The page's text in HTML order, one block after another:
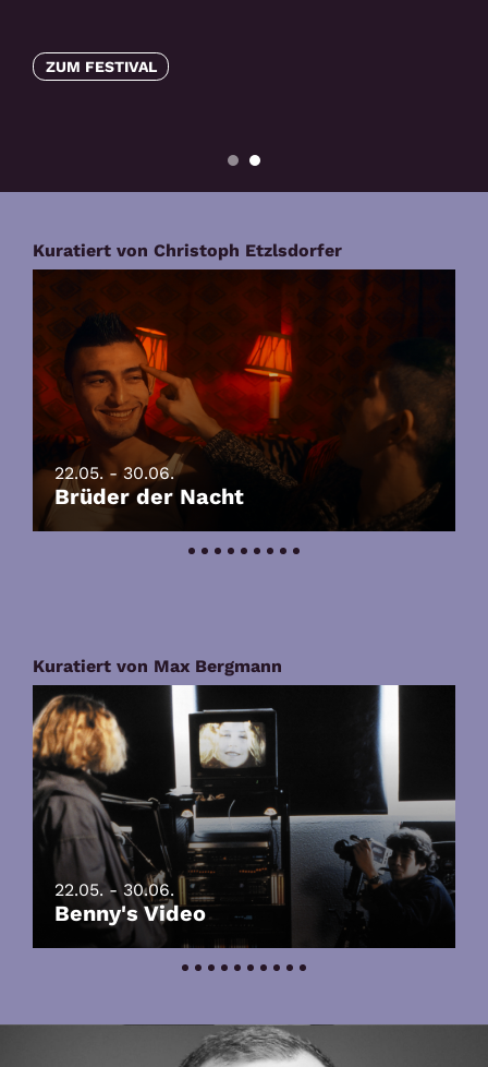
ZUM FESTIVAL
Kuratiert von Christoph Etzlsdorfer
22.05. - 30.06.
Brüder der Nacht
Kuratiert von Max Bergmann
22.05. - 30.06.
Benny's Video